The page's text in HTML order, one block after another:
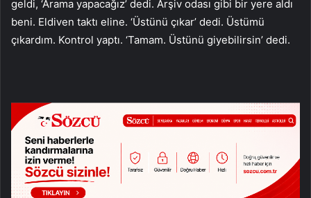
geldi, ‘Arama yapacağız’ dedi. Arşiv odası gibi bir yere aldı
beni. Eldiven taktı eline. ‘Üstünü çıkar’ dedi. Üstümü
çıkardım. Kontrol yaptı. ‘Tamam. Üstünü giyebilirsin’ dedi.